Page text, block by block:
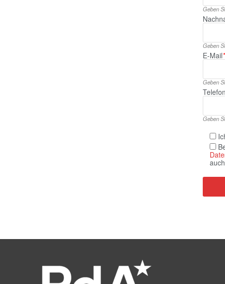
Geben
Geben
E‑Mail*
Geben
Telefon
Geben